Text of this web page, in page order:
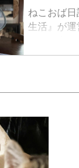
ねこおば
生活』が
イト。食
の知恵は